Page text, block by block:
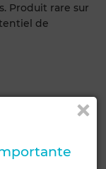
Produit rare sur
de
seul